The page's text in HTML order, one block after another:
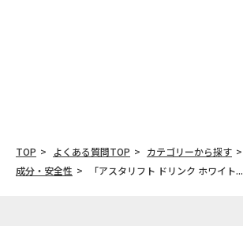
TOP よくある質問TOP カテゴリーから探す
成分・安全性
「アスタリフト ドリンク ホワイト...